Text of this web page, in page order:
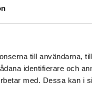
till användarna,
identifierare och
med. Dessa kan i
Saracen Optima är
husvagns-/
plingar.